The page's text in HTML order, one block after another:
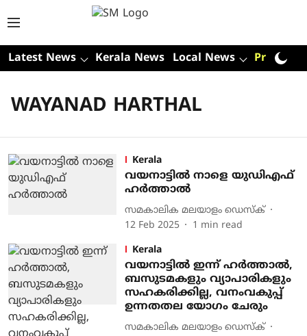
Latest News Kerala News Local News Premium
WAYANAD HARTHAL
Kerala
വയനാട്ടില്‍ നാളെ യുഡിഎഫ്
ഹര്‍ത്താല്‍
സമകാലിക മലയാളം ഡെസ്ക്
12 Feb 2025
1 min read
Kerala
വയനാട്ടില്‍ ഇന്ന് ഹര്‍ത്താല്‍,
ബസുടമകളും വ്യാപാരികളും
സഹകരിക്കില്ല, വനംവകുപ്പ്
ഉന്നതതല യോഗം ചേരും
സമകാലിക മലയാളം ഡെസ്ക്